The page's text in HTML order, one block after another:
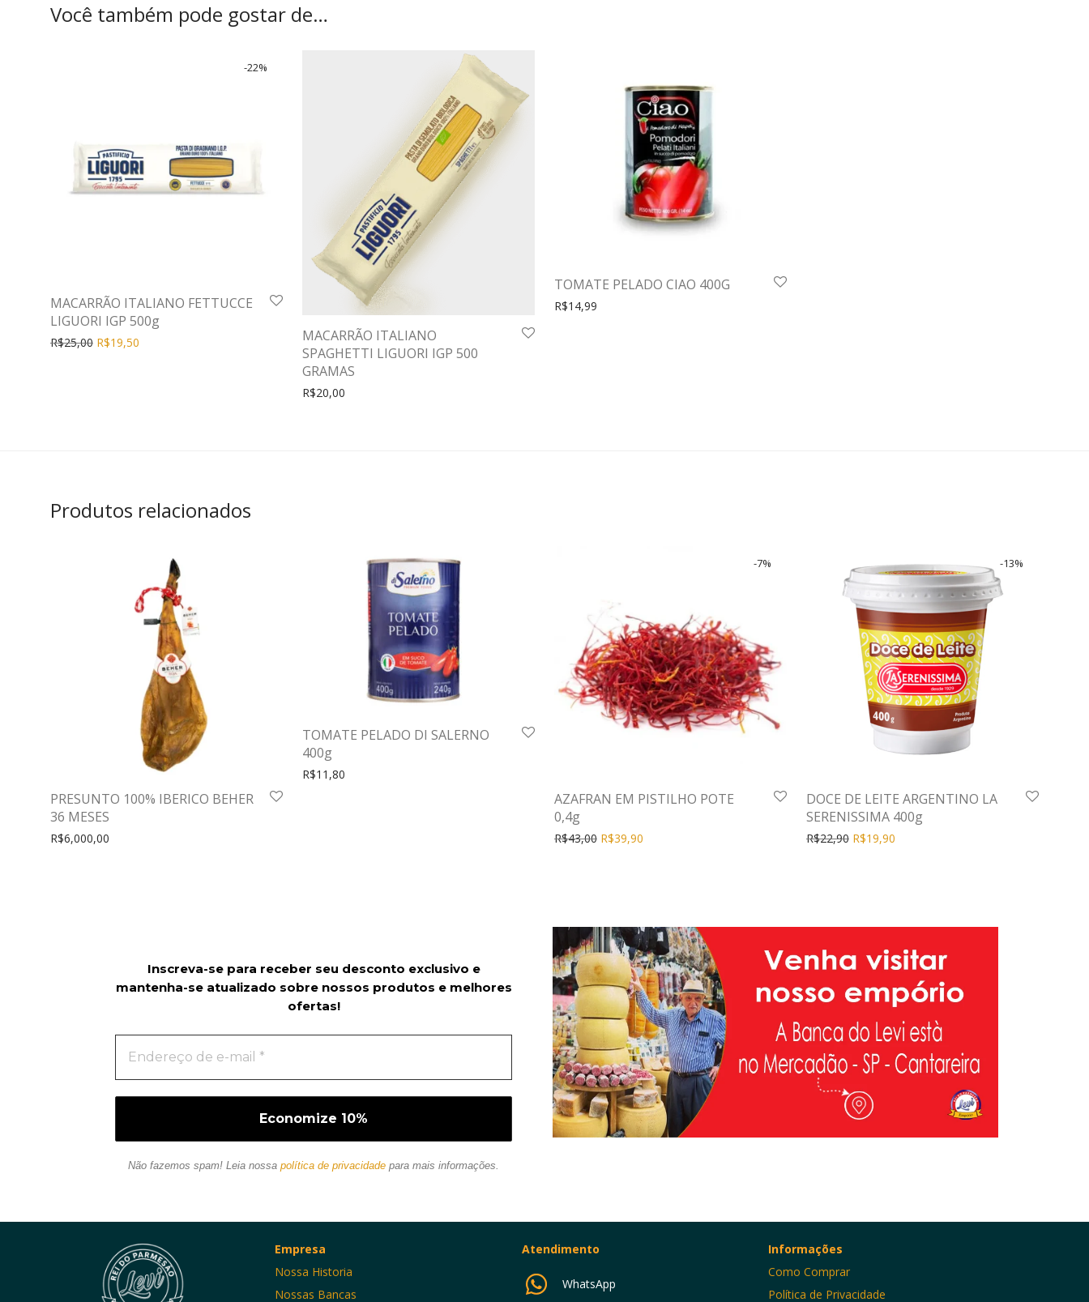
Você também pode gostar de…
-22%
MACARRÃO ITALIANO FETTUCCE
LIGUORI IGP 500g
R$25,00 R$19,50
MACARRÃO ITALIANO
SPAGHETTI LIGUORI IGP 500
GRAMAS
R$20,00
TOMATE PELADO CIAO 400G
R$14,99
Produtos relacionados
PRESUNTO 100% IBERICO BEHER
36 MESES
R$6,000,00
TOMATE PELADO DI SALERNO
400g
R$11,80
-7%
AZAFRAN EM PISTILHO POTE
0,4g
R$43,00 R$39,90
-13%
DOCE DE LEITE ARGENTINO LA
SERENISSIMA 400g
R$22,90 R$19,90
Inscreva-se para receber seu desconto exclusivo e
mantenha-se atualizado sobre nossos produtos e melhores
ofertas!
Não fazemos spam! Leia nossa política de privacidade para mais informações.
Empresa
Nossa Historia
Nossas Bancas
Atendimento
WhatsApp
Informações
Como Comprar
Política de Privacidade